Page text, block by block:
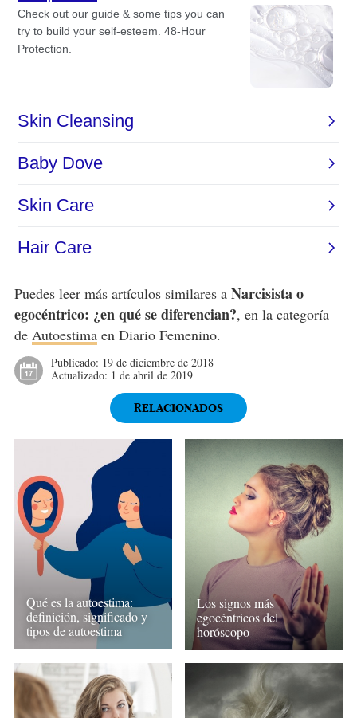
Puedes leer más artículos similares a Narcisista o
egocéntrico: ¿en qué se diferencian?, en la categoría
de Autoestimaen Diario Femenino.
Publicado: 19 de diciembre de 2018
Actualizado: 1 de abril de 2019
RELACIONADOS
Qué es la autoestima:
definición, significado y
tipos de autoestima
Los signos más
egocéntricos del
horóscopo